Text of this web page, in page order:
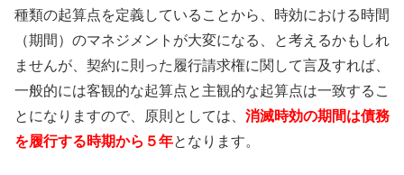
種類の起算点を定義していることから、時効における時間
（期間）のマネジメントが大変になる、と考えるかもしれ
ませんが、契約に則った履行請求権に関して言及すれば、
一般的には客観的な起算点と主観的な起算点は一致するこ
とになりますので、原則としては、 消滅時効の期間は債務
を履行する時期から５年となります。